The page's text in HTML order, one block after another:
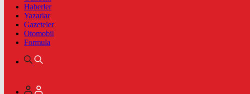
Haberler
Yazarlar
Gazeteler
Otomobil
Formula